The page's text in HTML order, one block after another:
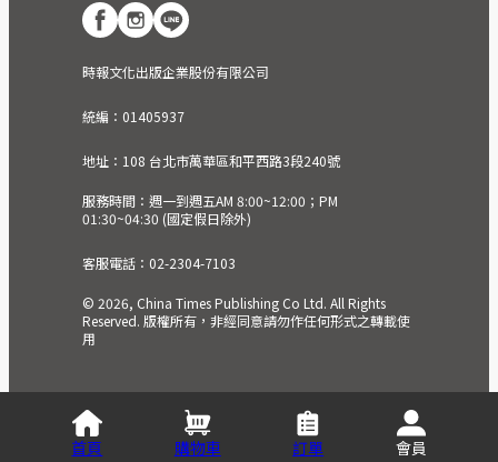
時報文化出版企業股份有限公司
統編：01405937
地址：108 台北市萬華區和平西路3段240號
服務時間：週一到週五AM 8:00~12:00；PM
01:30~04:30 (國定假日除外)
客服電話：02-2304-7103
© 2026, China Times Publishing Co Ltd. All Rights
Reserved. 版權所有，非經同意請勿作任何形式之轉載使
用
首頁 購物車 訂單 會員